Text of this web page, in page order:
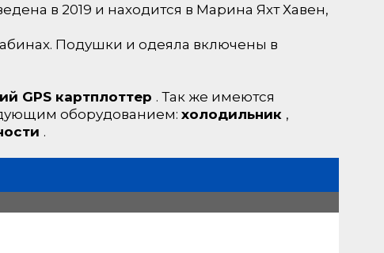
в 2019 и находится в Марина Яхт Хавен,
Подушки и одеяла включены в
GPS картплоттер . Так же имеются
оборудованием: холодильник ,
.